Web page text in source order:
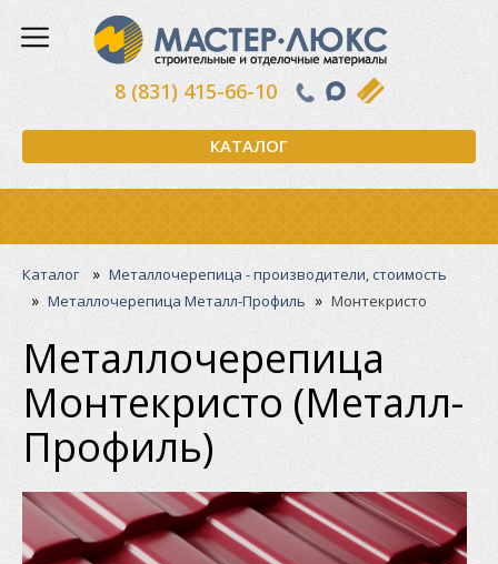
КАТАЛОГ
8 (831) 415-66-10
Каталог» Металлочерепица - производители, стоимость
» Металлочерепица Металл-Профиль » Монтекристо
Металлочерепица
Монтекристо (Металл-
Профиль)